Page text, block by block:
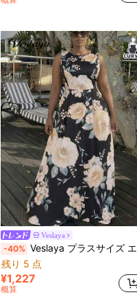
Veslaya
-40% Veslaya プラスサイズ エレガントな花柄 ノースリーブ ドレス、夏
残り 5 点
¥1,227
概算